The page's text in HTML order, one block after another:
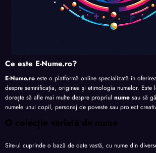
Ce este E-Nume.ro?
E-Nume.ro este o platformă online specializată în
despre semnificația, originea și etimologia numelor.
dorește să afle mai multe despre propriul nume sau să
numele unui copil, personaj de poveste sau proiect
O colecție variată de nume
Site-ul cuprinde o bază de date vastă, cu nume din